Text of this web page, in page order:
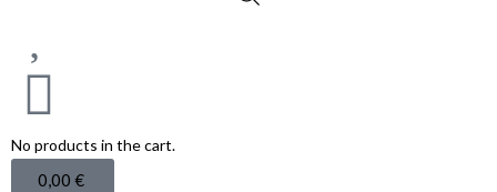
No products in the cart.
0,00 €